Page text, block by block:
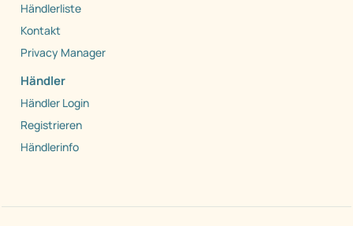
Händlerliste
Kontakt
Privacy Manager
Händler
Händler Login
Registrieren
Händlerinfo